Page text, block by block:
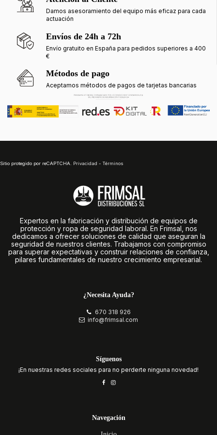
Damos asesoramiento del equipo más eficaz para cada
actuación
Envíos de 24h a 72h
Envío gratuito en España para pedidos superiores a 400
€
Métodos de pago
Aceptamos métodos de pagos de tarjetas bancarias
¿Necesita Ayuda?
670 318 926
info@frimsal.com
Síguenos
¡En nuestras redes sociales para no perderte ninguna novedad!
Navegación
Expertos en la fabricación y distribución de equipos de
protección y ropa de seguridad laboral. En Frimsal, nos
dedicamos a ofrecer soluciones de calidad que aseguran la
seguridad de nuestros clientes. Trabajamos con compromiso
para superar expectativas y construir relaciones de confianza,
pilares fundamentales de nuestro crecimiento empresarial.
Sitio protegido por reCAPTCHA. Privacidad - Términos